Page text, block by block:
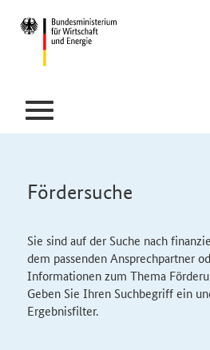
Fördersuche
Sie sind auf der Suche nach
dem passenden Ansprechpartner
Informationen zum Thema
Geben Sie Ihren Suchbegriff ein
Ergebnisfilter.